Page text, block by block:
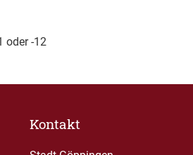
oder -12
Kontakt